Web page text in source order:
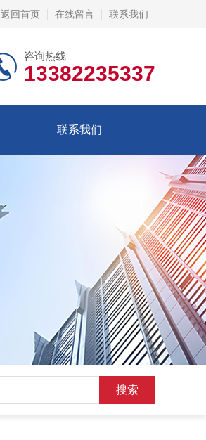
返回首页 在线留言 联系我们
咨询热线
13382235337
联系我们